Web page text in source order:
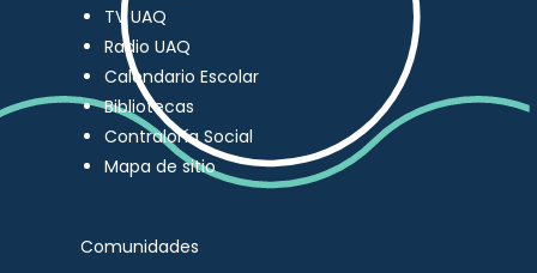
TV UAQ
Radio UAQ
Calendario Escolar
Bibliotecas
Contraloría Social
Mapa de sitio
Comunidades